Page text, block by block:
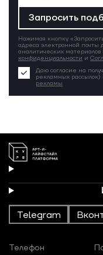
Запросить
Нажимая кнопку
адреса электронной почты
аналитических
конфиденциальности и
Даю согласие на
рекламных рассылок)
рекламы
Telegram
Телефон